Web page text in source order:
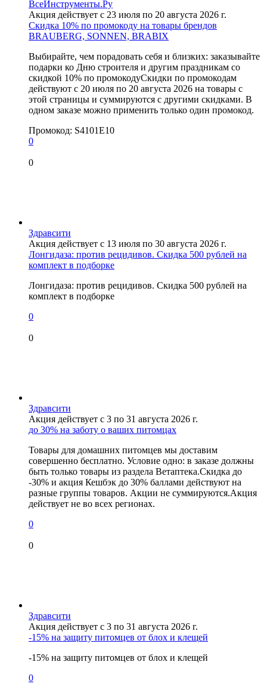
ВсеИнструменты.Ру
Акция действует с 23 июля по 20 августа 2026 г.
Скидка 10% по промокоду на товары брендов
BRAUBERG, SONNEN, BRABIX
Выбирайте, чем порадовать себя и близких: заказывайте
подарки ко Дню строителя и другим праздникам со
скидкой 10% по промокодуСкидки по промокодам
действуют с 20 июля по 20 августа 2026 на товары с
этой страницы и суммируются с другими скидками. В
одном заказе можно применить только один промокод.
Промокод: S4101E10
0
0
Здравсити
Акция действует с 13 июля по 30 августа 2026 г.
Лонгидаза: против рецидивов. Скидка 500 рублей на
комплект в подборке
Лонгидаза: против рецидивов. Скидка 500 рублей на
комплект в подборке
0
0
Здравсити
Акция действует с 3 по 31 августа 2026 г.
до 30% на заботу о ваших питомцах
Товары для домашних питомцев мы доставим
совершенно бесплатно. Условие одно: в заказе должны
быть только товары из раздела Ветаптека.Скидка до
-30% и акция Кешбэк до 30% баллами действуют на
разные группы товаров. Акции не суммируются.Акция
действует не во всех регионах.
0
0
Здравсити
Акция действует с 3 по 31 августа 2026 г.
-15% на защиту питомцев от блох и клещей
-15% на защиту питомцев от блох и клещей
0